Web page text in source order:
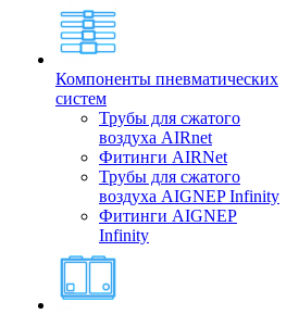
Компоненты пневматических
систем
Трубы для сжатого
воздуха AIRnet
Фитинги AIRNet
Трубы для сжатого
воздуха AIGNEP Infinity
Фитинги AIGNEP
Infinity